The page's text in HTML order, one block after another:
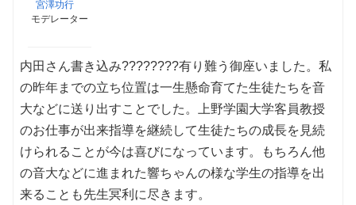
宮澤功行
モデレーター
内田さん書き込み????????有り難う御座いました。私
の昨年までの立ち位置は一生懸命育てた生徒たちを音
大などに送り出すことでした。上野学園大学客員教授
のお仕事が出来指導を継続して生徒たちの成長を見続
けられることが今は喜びになっています。もちろん他
の音大などに進まれた響ちゃんの様な学生の指導を出
来ることも先生冥利に尽きます。